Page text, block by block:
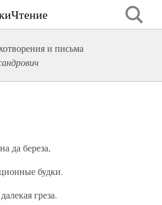
и письма
да береза,
будки.
греза.